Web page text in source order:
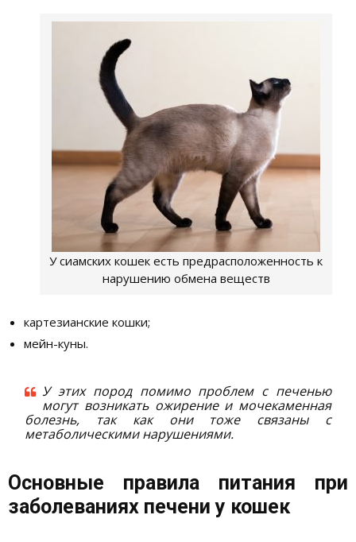
У сиамских кошек есть предрасположенность к
нарушению обмена веществ
картезианские кошки;
мейн-куны.
У этих пород помимо проблем с печенью
могут возникать ожирение и мочекаменная
болезнь, так как они тоже связаны с
метаболическими нарушениями.
Основные правила питания при
заболеваниях печени у кошек